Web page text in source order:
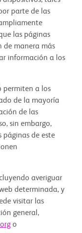
parte de las
las páginas
de manera más
información a los
permiten a los
de la mayoría
de las
sin embargo,
páginas de este
averiguar
determinada, y
visitar las
general,
o